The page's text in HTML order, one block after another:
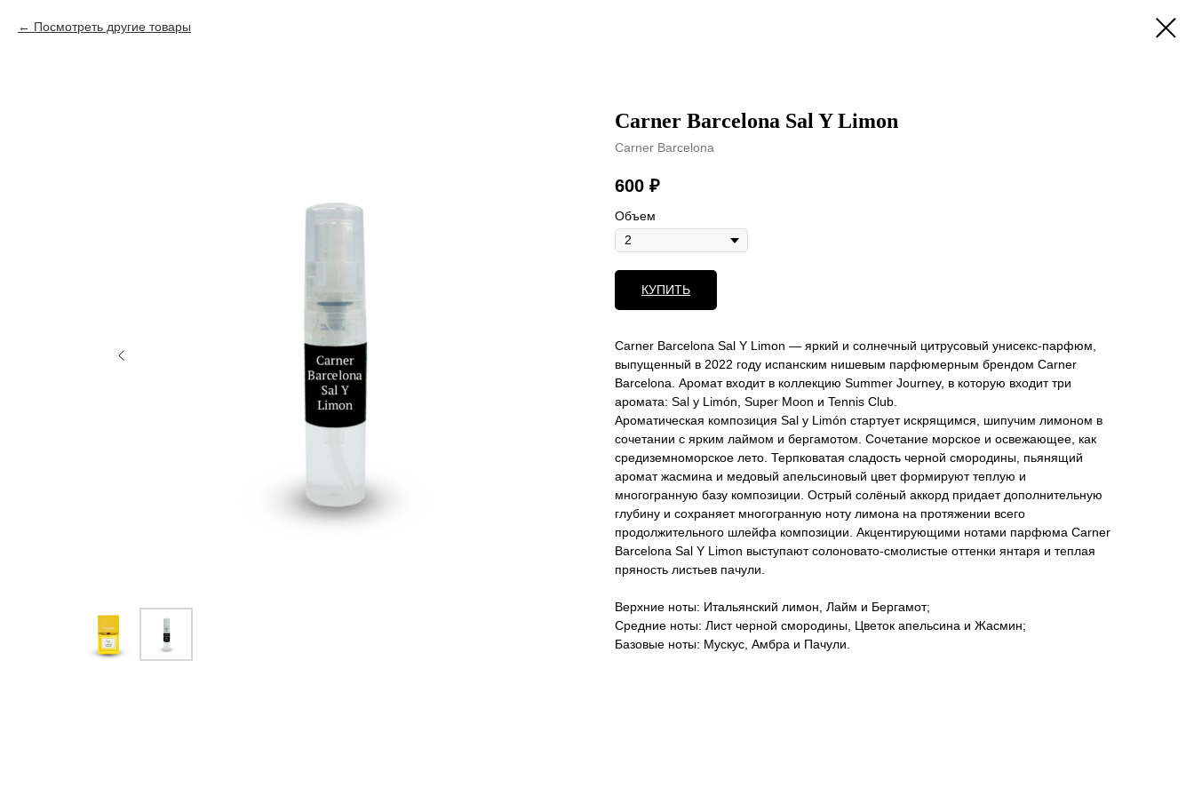
Посмотреть другие товары
Carner Barcelona Sal Y Limon
Carner Barcelona
600 ₽
Объем
КУПИТЬ
Carner Barcelona Sal Y Limon — яркий и солнечный цитрусовый унисекс-парфюм,
выпущенный в 2022 году испанским нишевым парфюмерным брендом Carner
Barcelona. Аромат входит в коллекцию Summer Journey, в которую входит три
аромата: Sal y Limón, Super Moon и Tennis Club.
Ароматическая композиция Sal y Limón стартует искрящимся, шипучим лимоном в
сочетании с ярким лаймом и бергамотом. Сочетание морское и освежающее, как
средиземноморское лето. Терпковатая сладость черной смородины, пьянящий
аромат жасмина и медовый апельсиновый цвет формируют теплую и
многогранную базу композиции. Острый солёный аккорд придает дополнительную
глубину и сохраняет многогранную ноту лимона на протяжении всего
продолжительного шлейфа композиции. Акцентирующими нотами парфюма Carner
Barcelona Sal Y Limon выступают солоновато-смолистые оттенки янтаря и теплая
пряность листьев пачули.
Верхние ноты: Итальянский лимон, Лайм и Бергамот;
Средние ноты: Лист черной смородины, Цветок апельсина и Жасмин;
Базовые ноты: Мускус, Амбра и Пачули.